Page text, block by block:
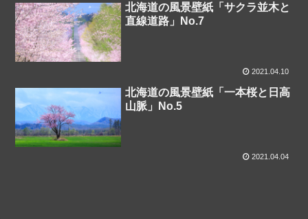
北海道の風景壁紙「サクラ並木と
直線道路」No.7
2021.04.10
北海道の風景壁紙「一本桜と日高
山脈」No.5
2021.04.04